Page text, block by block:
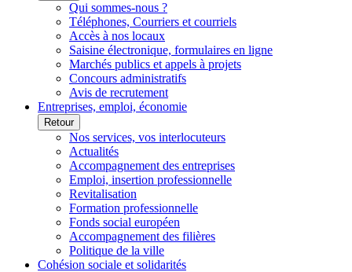
Qui sommes-nous ?
Téléphones, Courriers et courriels
Accès à nos locaux
Saisine électronique, formulaires en ligne
Marchés publics et appels à projets
Concours administratifs
Avis de recrutement
Entreprises, emploi, économie
Retour
Nos services, vos interlocuteurs
Actualités
Accompagnement des entreprises
Emploi, insertion professionnelle
Revitalisation
Formation professionnelle
Fonds social européen
Accompagnement des filières
Politique de la ville
Cohésion sociale et solidarités